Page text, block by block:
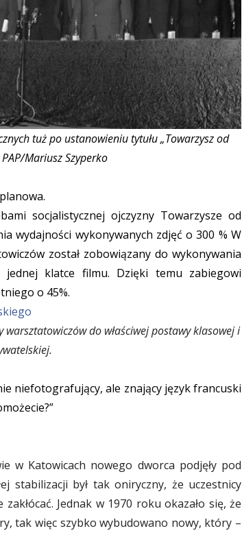
tuż po ustanowieniu tytułu„Towarzysz od
Mariusz Szyperko
socjalistycznej ojczyzny Towarzysze od
wydajności wykonywanych zdjęć o 300 % W
został zobowiązany do wykonywania
klatce filmu. Dzięki temu zabiegowi
o 45%.
do właściwej postawy klasowej i
niefotografujący, ale znający język francuski
w Katowicach nowego dworca podjęły pod
stabilizacji był tak oniryczny, że uczestnicy
Jednak w 1970 roku okazało się, że
tak więc szybko wybudowano nowy, który –